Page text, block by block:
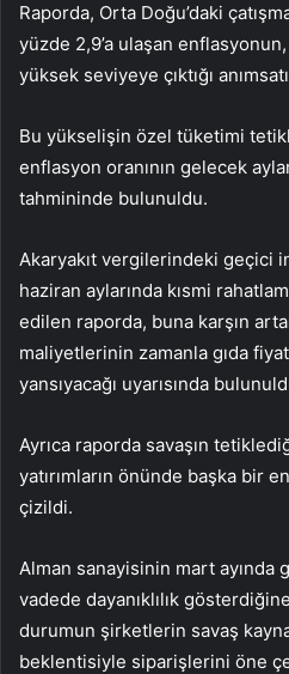
Raporda, Orta Doğu’daki
yüzde 2,9’a ulaşan
yüksek seviyeye çıktığı
Bu yükselişin özel tüketimi
enflasyon oranının gelecek
tahmininde bulunuldu.
Akaryakıt vergilerindeki geçici
haziran aylarında kısmi
edilen raporda, buna karşın
maliyetlerinin zamanla gıda
yansıyacağı uyarısında
Ayrıca raporda savaşın
yatırımların önünde başka bir
çizildi.
Alman sanayisinin mart ayında
vadede dayanıklılık
durumun şirketlerin savaş
beklentisiyle siparişlerini öne